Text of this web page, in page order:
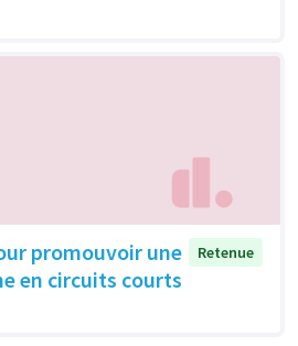
promouvoir une
en circuits courts
Retenue